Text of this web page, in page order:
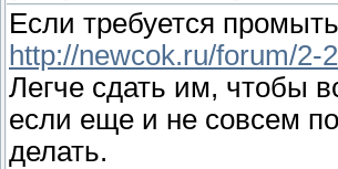
Если требуется
http://newcok.ru/forum/2-
Легче сдать им, чтобы
если еще и не совсем
делать.